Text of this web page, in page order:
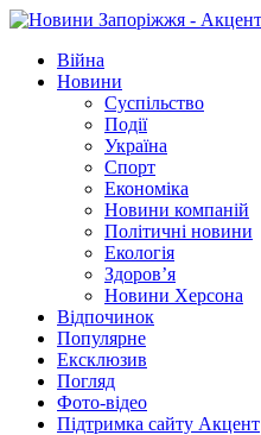
Війна
Новини
Суспільство
Події
Україна
Спорт
Економіка
Новини компаній
Політичні новини
Екологія
Здоров’я
Новини Херсона
Відпочинок
Популярне
Ексклюзив
Погляд
Фото-відео
Підтримка сайту Акцент